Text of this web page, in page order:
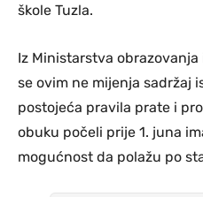
škole Tuzla.
Iz Ministarstva
se ovim ne mijenja sadržaj
postojeća pravila prate i
obuku počeli prije 1. juna
mogućnost da polažu po